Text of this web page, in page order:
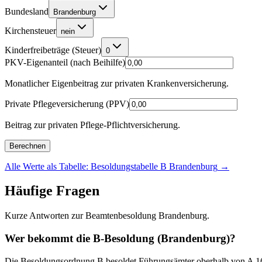
Bundesland Brandenburg
Kirchensteuer nein
Kinderfreibeträge (Steuer) 0
PKV-Eigenanteil (nach Beihilfe)
Monatlicher Eigenbeitrag zur privaten Krankenversicherung.
Private Pflegeversicherung (PPV)
Beitrag zur privaten Pflege-Pflichtversicherung.
Berechnen
Alle Werte als Tabelle: Besoldungstabelle B Brandenburg →
Häufige Fragen
Kurze Antworten zur Beamtenbesoldung Brandenburg.
Wer bekommt die B-Besoldung (Brandenburg)?